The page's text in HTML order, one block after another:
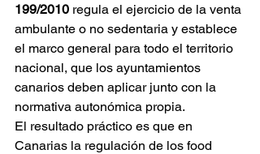
199/2010 regula el ejercicio de la venta
ambulante o no sedentaria y establece
el marco general para todo el territorio
nacional, que los ayuntamientos
canarios deben aplicar junto con la
normativa autonómica propia.
El resultado práctico es que en
Canarias la regulación de los food